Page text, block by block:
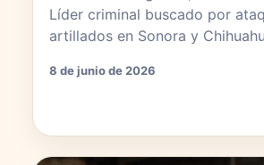
Líder criminal buscado por
artillados en Sonora y
8 de junio de 2026